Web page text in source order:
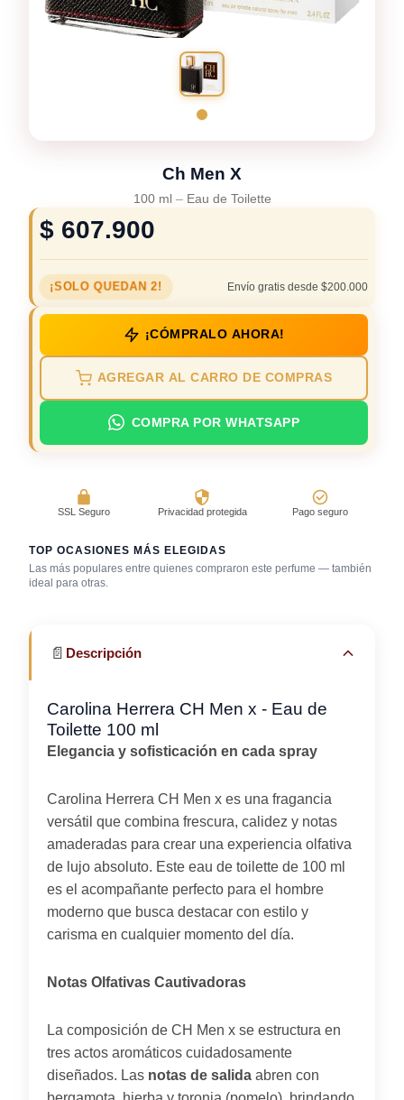
Ch Men X
100 ml – Eau de Toilette
$ 607.900
¡SOLO QUEDAN 2! Envío gratis desde $200.000
¡CÓMPRALO AHORA!
AGREGAR AL CARRO DE COMPRAS
COMPRA POR WHATSAPP
SSL Seguro Privacidad protegida Pago seguro
TOP OCASIONES MÁS ELEGIDAS
Las más populares entre quienes compraron este perfume — también
ideal para otras.
Primera cita
Salida casual de
📄 Descripción
Carolina Herrera CH Men x - Eau de
Toilette 100 ml
Elegancia y sofisticación en cada spray
Carolina Herrera CH Men x es una fragancia
versátil que combina frescura, calidez y notas
amaderadas para crear una experiencia olfativa
de lujo absoluto. Este eau de toilette de 100 ml
es el acompañante perfecto para el hombre
moderno que busca destacar con estilo y
carisma en cualquier momento del día.
Notas Olfativas Cautivadoras
La composición de CH Men x se estructura en
tres actos aromáticos cuidadosamente
diseñados. Las notas de salida abren con